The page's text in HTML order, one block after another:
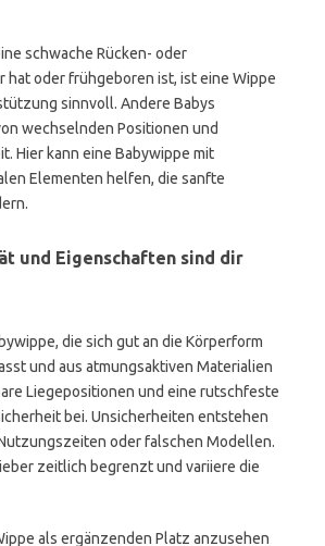
schwache Rücken- oder
hat oder frühgeboren ist, ist eine Wippe
sinnvoll. Andere Babys
wechselnden Positionen und
Hier kann eine Babywippe mit
Elementen helfen, die sanfte
und Eigenschaften sind dir
die sich gut an die Körperform
und aus atmungsaktiven Materialien
Liegepositionen und eine rutschfeste
bei. Unsicherheiten entstehen
oder falschen Modellen.
zeitlich begrenzt und variiere die
als ergänzenden Platz anzusehen